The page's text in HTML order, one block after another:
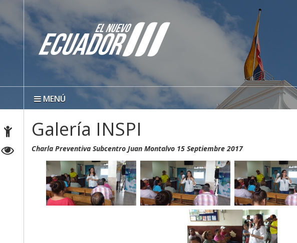
MENÚ
Galería INSPI
Charla Preventiva Subcentro Juan Montalvo 15 Septiembre 2017